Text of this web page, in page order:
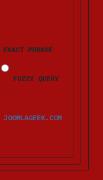
EXACT PHRASE
FUZZY QUERY
JOOMLAGEEK.COM